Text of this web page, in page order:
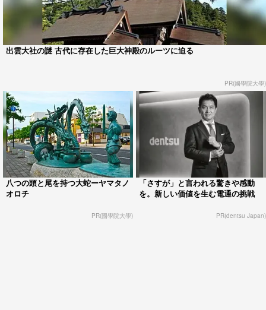
出雲大社の謎 古代に存在した巨大神殿のルーツに迫る
PR(國學院大學)
八つの頭と尾を持つ大蛇ーヤマタノ
オロチ
PR(國學院大學)
「さすが」と言われる驚きや感動
を。新しい価値を生む電通の挑戦
PR(dentsu Japan)